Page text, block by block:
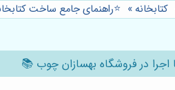
کتابخانه» ⭐️راهنمای جامع ساخت
اجرا در فروشگاه بهسازان چوب 📚